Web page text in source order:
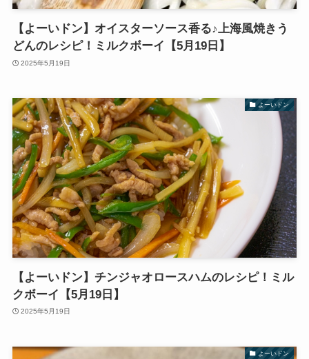
【よーいドン】オイスターソース香る♪上海風焼きう
どんのレシピ！ミルクボーイ【5月19日】
2025年5月19日
よーいドン
【よーいドン】チンジャオロースハムのレシピ！ミル
クボーイ【5月19日】
2025年5月19日
よーいドン